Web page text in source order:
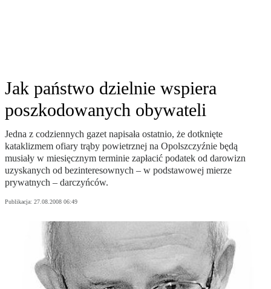
Jak państwo dzielnie wspiera
poszkodowanych obywateli
Jedna z codziennych gazet napisała ostatnio, że dotknięte
kataklizmem ofiary trąby powietrznej na Opolszczyźnie będą
musiały w miesięcznym terminie zapłacić podatek od darowizn
uzyskanych od bezinteresownych – w podstawowej mierze
prywatnych – darczyńców.
Publikacja: 27.08.2008 06:49